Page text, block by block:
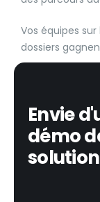
Vos équipes
dossiers
Envie
démo